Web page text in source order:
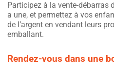
Participez à la vente-débarras
a une, et permettez à vos
de l’argent en vendant leurs
emballant.
Rendez-vous dans une